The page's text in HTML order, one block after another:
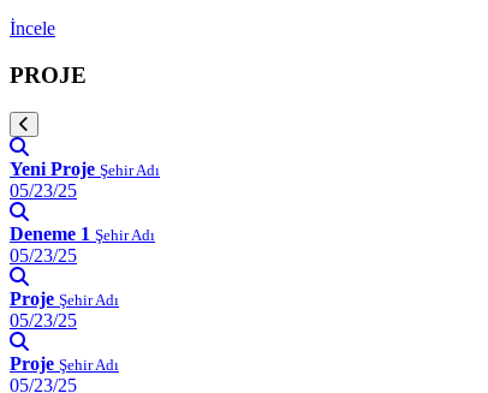
İncele
PROJE
Yeni Proje Şehir Adı
05/23/25
Deneme 1 Şehir Adı
05/23/25
Proje Şehir Adı
05/23/25
Proje Şehir Adı
05/23/25